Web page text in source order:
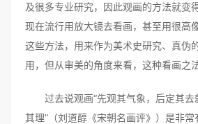
及很多专业研究，因此观画的方法就变
现在流行用放大镜去看画，甚至用很高
这些方法，用来作为美术史研究、真伪
用，但从审美的角度来看，这种看画之
过去说观画“先观其气象，后定其去
其理”（刘道醇《宋朝名画评》）是非